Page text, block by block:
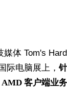
体 Tom's
际电脑展上，
客户端业